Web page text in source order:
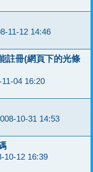
11-12 14:46
註冊(網頁下的光條
11-04 16:20
10-31 14:53
10-12 16:39